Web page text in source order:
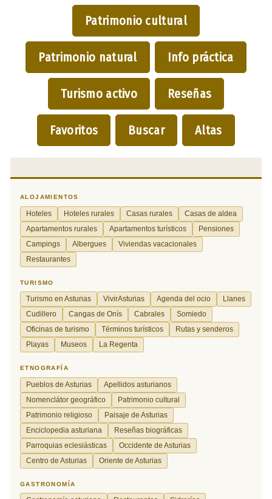
Patrimonio cultural
Patrimonio natural Info práctica
Turismo activo Reseñas
Favoritos Buscar Altas